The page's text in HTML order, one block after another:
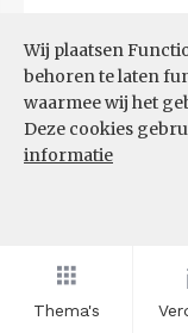
Thema's
Wij plaatsen
behoren te laten
waarmee wij het
Deze cookies
informatie